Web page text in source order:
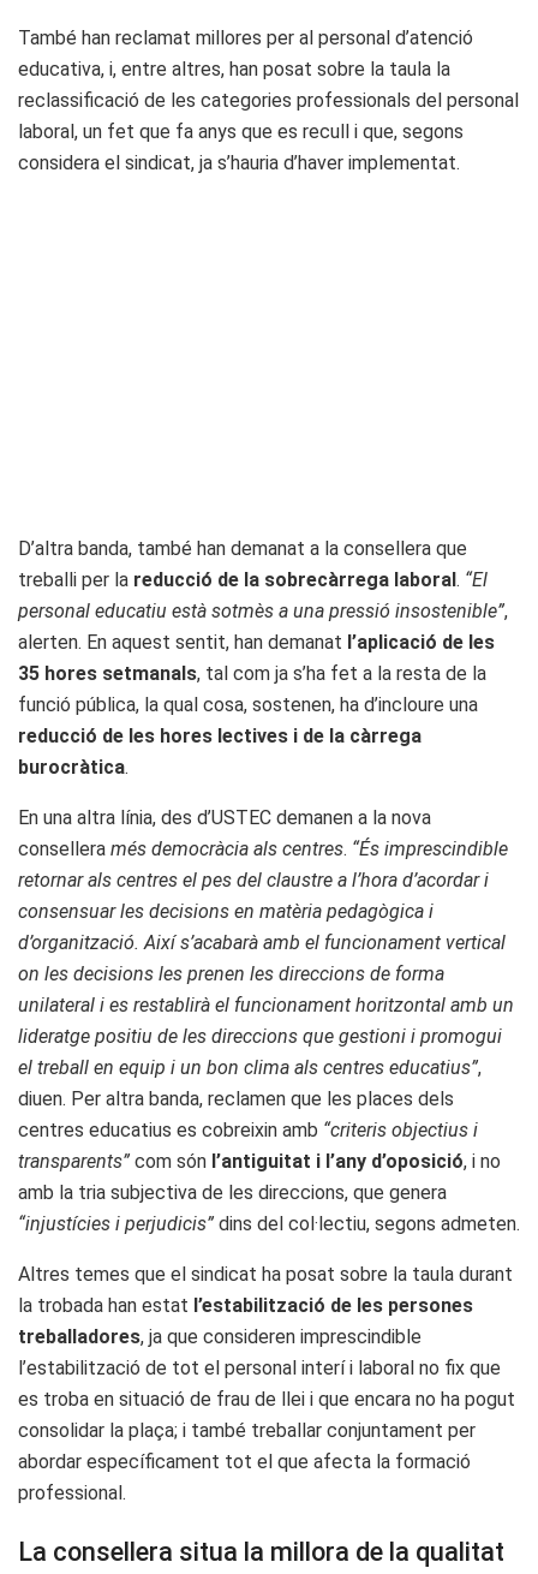
També han reclamat millores per al personal d’atenció
educativa, i, entre altres, han posat sobre la taula la
reclassificació de les categories professionals del personal
laboral, un fet que fa anys que es recull i que, segons
considera el sindicat, ja s’hauria d’haver implementat.
D’altra banda, també han demanat a la consellera que
treballi per la reducció de la sobrecàrrega laboral. “El
personal educatiu està sotmès a una pressió insostenible”,
alerten. En aquest sentit, han demanat l’aplicació de les
35 hores setmanals, tal com ja s’ha fet a la resta de la
funció pública, la qual cosa, sostenen, ha d’incloure una
reducció de les hores lectives i de la càrrega
burocràtica.
En una altra línia, des d’USTEC demanen a la nova
consellera més democràcia als centres. “És imprescindible
retornar als centres el pes del claustre a l’hora d’acordar i
consensuar les decisions en matèria pedagògica i
d’organització. Així s’acabarà amb el funcionament vertical
on les decisions les prenen les direccions de forma
unilateral i es restablirà el funcionament horitzontal amb un
lideratge positiu de les direccions que gestioni i promogui
el treball en equip i un bon clima als centres educatius”,
diuen. Per altra banda, reclamen que les places dels
centres educatius es cobreixin amb “criteris objectius i
transparents” com són l’antiguitat i l’any d’oposició, i no
amb la tria subjectiva de les direccions, que genera
“injustícies i perjudicis” dins del col·lectiu, segons admeten.
Altres temes que el sindicat ha posat sobre la taula durant
la trobada han estat l’estabilització de les persones
treballadores, ja que consideren imprescindible
l’estabilització de tot el personal interí i laboral no fix que
es troba en situació de frau de llei i que encara no ha pogut
consolidar la plaça; i també treballar conjuntament per
abordar específicament tot el que afecta la formació
professional.
La consellera situa la millora de la qualitat